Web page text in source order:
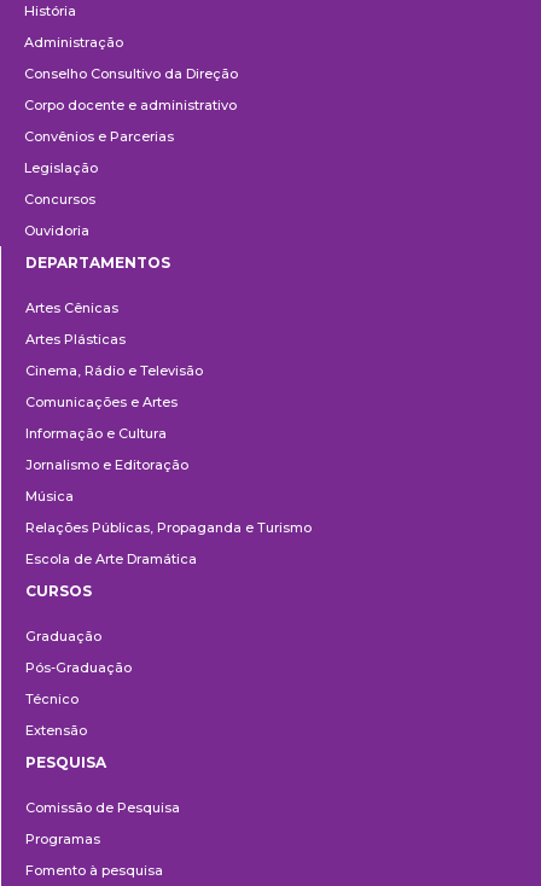
História
Administração
Conselho Consultivo da Direção
Corpo docente e administrativo
Convênios e Parcerias
Legislação
Concursos
Ouvidoria
DEPARTAMENTOS
Artes Cênicas
Artes Plásticas
Cinema, Rádio e Televisão
Comunicações e Artes
Informação e Cultura
Jornalismo e Editoração
Música
Relações Públicas, Propaganda e Turismo
Escola de Arte Dramática
CURSOS
Graduação
Pós-Graduação
Técnico
Extensão
PESQUISA
Comissão de Pesquisa
Programas
Fomento à pesquisa